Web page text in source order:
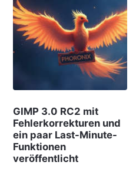
GIMP 3.0 RC2 mit
Fehlerkorrekturen und
ein paar Last-Minute-
Funktionen
veröffentlicht